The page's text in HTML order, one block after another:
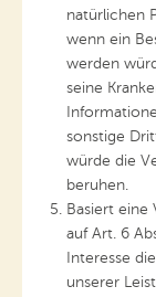
natürlichen
wenn ein
werden
seine
sonstige
würde die
beruhen.
Basiert
auf Art. 6
Interesse
unserer